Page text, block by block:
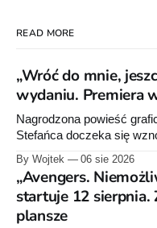
READ MORE
„Wróć do mnie,
wydaniu. Premiera
Nagrodzona powieść
Stefańca doczeka się
przygotowuje nową
raz”, którego pierwsze
By Wojtek 06 sie 2026
„Avengers.
startuje 12 sierpnia.
plansze